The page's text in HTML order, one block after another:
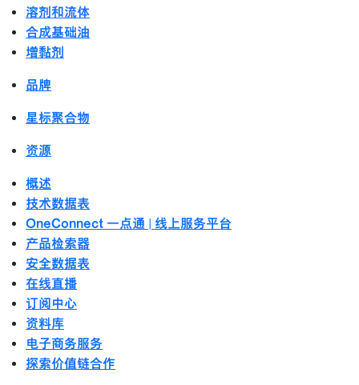
溶剂和流体
合成基础油
增黏剂
品牌
星标聚合物
资源
概述
技术数据表
OneConnect 一点通 | 线上服务平台
产品检索器
安全数据表
在线直播
订阅中心
资料库
电子商务服务
探索价值链合作